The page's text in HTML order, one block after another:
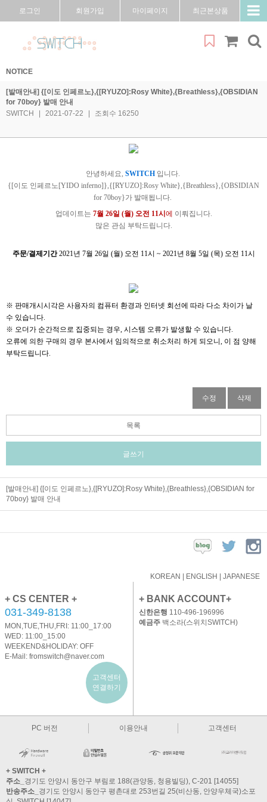
로그인 회원가입 마이페이지 최근본상품
NOTICE
[발매안내] {[이도 인페르노},{[RYUZO]:Rosy White},{Breathless},{OBSIDIAN
for 70boy} 발매 안내
SWITCH
2021-07-22 조회수 16250
안녕하세요, SWITCH 입니다.
{[이도 인페르노[YIDO inferno]},{[RYUZO]:Rosy White},{Breathless},{OBSIDIAN
for 70boy}가 발매됩니다.
업데이트는 7월 26일 (월) 오전 11시 에 이뤄집니다.
많은 관심 부탁드립니다.
주문/결제기간2021년 7월 26일 (월) 오전 11시 ~ 2021년 8월 5일 (목) 오전 11시
※ 판매개시시각은 사용자의 컴퓨터 환경과 인터넷 회선에 따라 다소 차이가 날
수 있습니다.
※ 오더가 순간적으로 집중되는 경우, 시스템 오류가 발생할 수 있습니다.
오류에 의한 구매의 경우 본사에서 임의적으로 취소처리 하게 되오니, 이 점 양해
부탁드립니다.
수정 삭제
목록
글쓰기
[발매안내] {[이도 인페르노},{[RYUZO]:Rosy White},{Breathless},{OBSIDIAN for
70boy} 발매 안내
KOREAN ENGLISH JAPANESE
+ CS CENTER +
031-349-8138
MON,TUE,THU,FRI: 11:00_17:00
WED: 11:00_15:00
WEEKEND&HOLIDAY: OFF
E-Mail: fromswitch@naver.com
고객센터
연결하기
+ BANK ACCOUNT+
신한은행 110-496-196996
예금주백소라(스위치SWITCH)
PC 버전 이용안내 고객센터
+ SWITCH +
주소_ 경기도 안양시 동안구 부림로 188(관양동, 청용빌딩), C-201 [14055]
반송주소_ 경기도 안양시 동안구 평촌대로 253번길 25(비산동, 안양우체국)소포